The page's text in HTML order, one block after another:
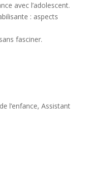
avec l’adolescent.
: aspects
fasciner.
l’enfance, Assistant